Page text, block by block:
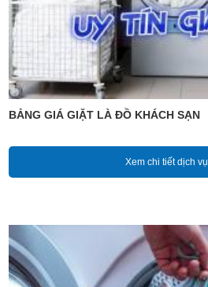
BẢNG GIÁ GIẶT LÀ ĐỒ KHÁCH SẠN
Xem chi tiết dịch vụ